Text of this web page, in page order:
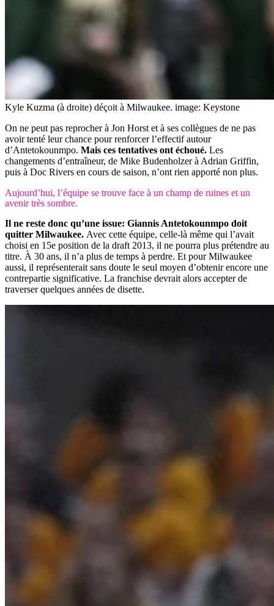
Kyle Kuzma (à droite) déçoit à Milwaukee. image: Keystone
On ne peut pas reprocher à Jon Horst et à ses collègues de ne pas
avoir tenté leur chance pour renforcer l’effectif autour
d’Antetokounmpo. Mais ces tentatives ont échoué. Les
changements d’entraîneur, de Mike Budenholzer à Adrian Griffin,
puis à Doc Rivers en cours de saison, n’ont rien apporté non plus.
Aujourd’hui, l’équipe se trouve face à un champ de ruines et un
avenir très sombre.
Il ne reste donc qu’une issue: Giannis Antetokounmpo doit
quitter Milwaukee. Avec cette équipe, celle-là même qui l’avait
choisi en 15e position de la draft 2013, il ne pourra plus prétendre au
titre. À 30 ans, il n’a plus de temps à perdre. Et pour Milwaukee
aussi, il représenterait sans doute le seul moyen d’obtenir encore une
contrepartie significative. La franchise devrait alors accepter de
traverser quelques années de disette.